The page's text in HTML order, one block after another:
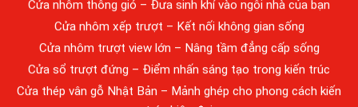
Cửa nhôm xếp trượt – Kết nối không gian sống
Cửa nhôm trượt view lớn – Nâng tầm đẳng cấp sống
Cửa sổ trượt đứng – Điểm nhấn sáng tạo trong kiến trúc
Cửa thép vân gỗ Nhật Bản – Mảnh ghép cho phong cách kiến
trúc hiện đại